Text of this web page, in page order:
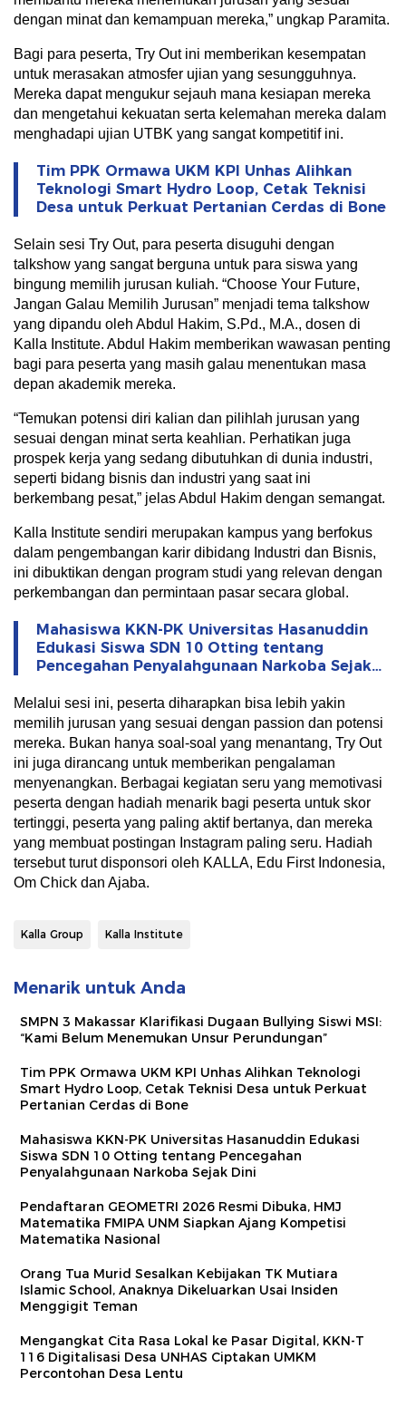
dengan minat dan kemampuan mereka,” ungkap Paramita.
Bagi para peserta, Try Out ini memberikan kesempatan
untuk merasakan atmosfer ujian yang sesungguhnya.
Mereka dapat mengukur sejauh mana kesiapan mereka
dan mengetahui kekuatan serta kelemahan mereka dalam
menghadapi ujian UTBK yang sangat kompetitif ini.
Tim PPK Ormawa UKM KPI Unhas Alihkan
Teknologi Smart Hydro Loop, Cetak Teknisi
Desa untuk Perkuat Pertanian Cerdas di Bone
Selain sesi Try Out, para peserta disuguhi dengan
talkshow yang sangat berguna untuk para siswa yang
bingung memilih jurusan kuliah. “Choose Your Future,
Jangan Galau Memilih Jurusan” menjadi tema talkshow
yang dipandu oleh Abdul Hakim, S.Pd., M.A., dosen di
Kalla Institute. Abdul Hakim memberikan wawasan penting
bagi para peserta yang masih galau menentukan masa
depan akademik mereka.
“Temukan potensi diri kalian dan pilihlah jurusan yang
sesuai dengan minat serta keahlian. Perhatikan juga
prospek kerja yang sedang dibutuhkan di dunia industri,
seperti bidang bisnis dan industri yang saat ini
berkembang pesat,” jelas Abdul Hakim dengan semangat.
Kalla Institute sendiri merupakan kampus yang berfokus
dalam pengembangan karir dibidang Industri dan Bisnis,
ini dibuktikan dengan program studi yang relevan dengan
perkembangan dan permintaan pasar secara global.
Mahasiswa KKN-PK Universitas Hasanuddin
Edukasi Siswa SDN 10 Otting tentang
Pencegahan Penyalahgunaan Narkoba Sejak
Melalui sesi ini, peserta diharapkan bisa lebih yakin
memilih jurusan yang sesuai dengan passion dan potensi
mereka. Bukan hanya soal-soal yang menantang, Try Out
ini juga dirancang untuk memberikan pengalaman
menyenangkan. Berbagai kegiatan seru yang memotivasi
peserta dengan hadiah menarik bagi peserta untuk skor
tertinggi, peserta yang paling aktif bertanya, dan mereka
yang membuat postingan Instagram paling seru. Hadiah
tersebut turut disponsori oleh KALLA, Edu First Indonesia,
Om Chick dan Ajaba.
Kalla Group Kalla Institute
Menarik untuk Anda
SMPN 3 Makassar Klarifikasi Dugaan Bullying Siswi MSI:
“Kami Belum Menemukan Unsur Perundungan”
Tim PPK Ormawa UKM KPI Unhas Alihkan Teknologi
Smart Hydro Loop, Cetak Teknisi Desa untuk Perkuat
Pertanian Cerdas di Bone
Mahasiswa KKN-PK Universitas Hasanuddin Edukasi
Siswa SDN 10 Otting tentang Pencegahan
Penyalahgunaan Narkoba Sejak Dini
Pendaftaran GEOMETRI 2026 Resmi Dibuka, HMJ
Matematika FMIPA UNM Siapkan Ajang Kompetisi
Matematika Nasional
Orang Tua Murid Sesalkan Kebijakan TK Mutiara
Islamic School, Anaknya Dikeluarkan Usai Insiden
Menggigit Teman
Mengangkat Cita Rasa Lokal ke Pasar Digital, KKN-T
116 Digitalisasi Desa UNHAS Ciptakan UMKM
Percontohan Desa Lentu